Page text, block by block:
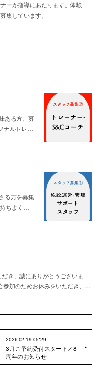
ーが指導にあたります。体験
集しています。
ある方、募
ナルトレ…
る方を募集
ちよく…
き、誠にありがとうございま
参加のためお休みをいただき、…
2026.02.19 05:29
3月ご予約受付スタート／8
周年のお知らせ